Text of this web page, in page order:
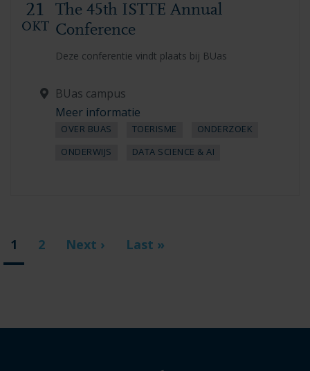
The 45th ISTTE Annual
Conference
21
OKT
Deze conferentie vindt plaats bij BUas
BUas campus
Meer informatie
OVER BUAS TOERISME
ONDERZOEK
ONDERWIJS
DATA SCIENCE & AI
Huidige
pagina
1 Page
2
Volgende
Next ›
Laatste
Last »